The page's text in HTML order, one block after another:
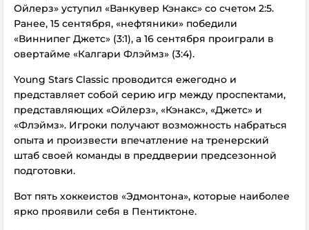
Ойлерз» уступил «Ванкувер Кэнакс» со счетом 2:5.
Ранее, 15 сентября, «нефтяники» победили
«Виннипег Джетс» (3:1), а 16 сентября проиграли в
овертайме «Калгари Флэймз» (3:4).
Young Stars Classic проводится ежегодно и
представляет собой серию игр между проспектами,
представляющих «Ойлерз», «Кэнакс», «Джетс» и
«Флэймз». Игроки получают возможность набраться
опыта и произвести впечатление на тренерский
штаб своей команды в преддверии предсезонной
подготовки.
Вот пять хоккеистов «Эдмонтона», которые наиболее
ярко проявили себя в Пентиктоне.